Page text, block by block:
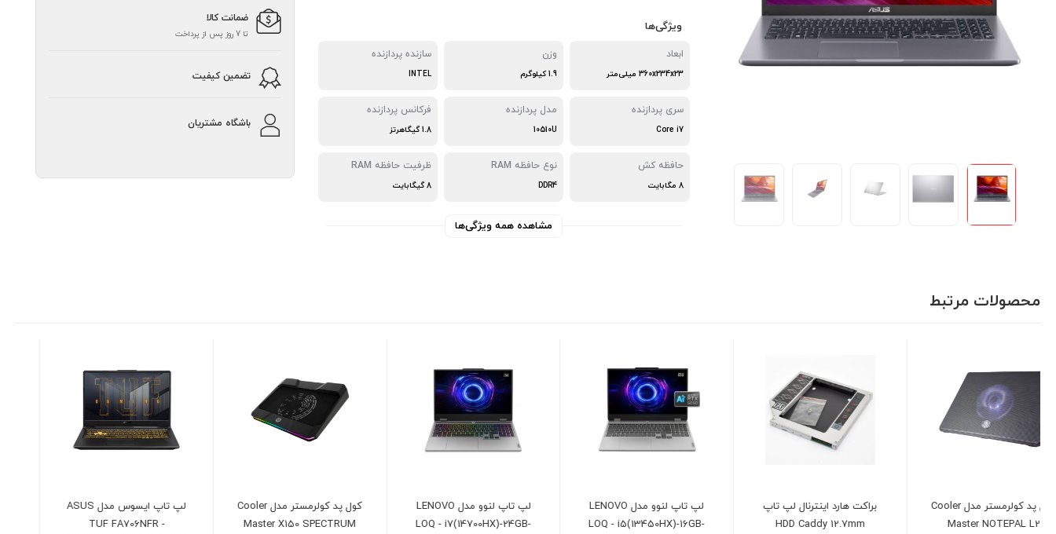
ویژگی‌ها
ابعاد
360x234x23 میلی‌متر
وزن
1.9 کیلوگرم
سازنده پردازنده
INTEL
سری پردازنده
Core i7
مدل پردازنده
10510U
فرکانس پردازنده
1.8 گیگاهرتز
حافظه کش
8 مگابایت
نوع حافظه RAM
DDR4
ظرفیت حافظه RAM
8 گیگابایت
مشاهده همه ویژگی‌ها
ضمانت کالا
تا 7 روز پس از پرداخت
تضمین کیفیت
باشگاه مشتریان
محصولات مرتبط
براکت هارد اینترنال لپ تاپ
HDD Caddy 12.7mm
لپ تاپ لنوو مدل LENOVO
LOQ - i5(13450HX)-16GB-
لپ تاپ لنوو مدل LENOVO
LOQ - i7(14700HX)-24GB-
کول پد کولرمستر مدل Cooler
Master X150 SPECTRUM
لپ تاپ ایسوس مدل ASUS
TUF FA706NFR -
لپ تاپ ایسوس مدل ASUS
VivoBook X1502VA -